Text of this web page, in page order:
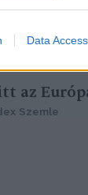
Data Access
az
Szemle